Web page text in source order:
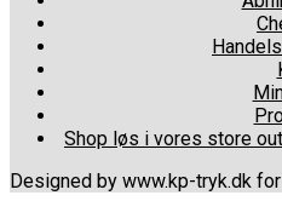
Shop løs i vores store
Designed by www.kp-tryk.dk